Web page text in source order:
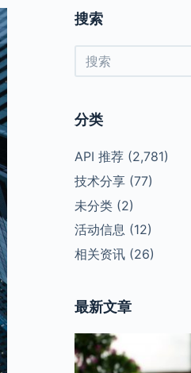
搜索
分类
API 推荐(2,781)
技术分享(77)
未分类(2)
活动信息 (12)
相关资讯(26)
最新文章